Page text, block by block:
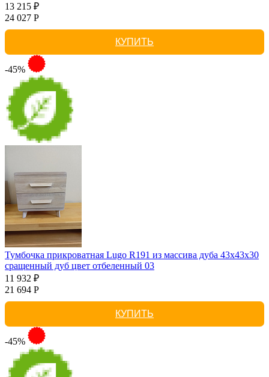
13 215 ₽
24 027 Р
КУПИТЬ
-45%
Тумбочка прикроватная Lugo R191 из массива дуба 43х43х30
сращенный дуб цвет отбеленный 03
11 932 ₽
21 694 Р
КУПИТЬ
-45%